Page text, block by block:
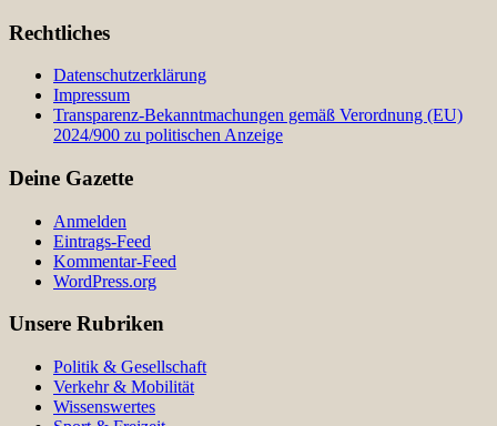
Rechtliches
Datenschutzerklärung
Impressum
Transparenz-Bekanntmachungen gemäß Verordnung (EU)
2024/900 zu politischen Anzeige
Deine Gazette
Anmelden
Eintrags-Feed
Kommentar-Feed
WordPress.org
Unsere Rubriken
Politik & Gesellschaft
Verkehr & Mobilität
Wissenswertes